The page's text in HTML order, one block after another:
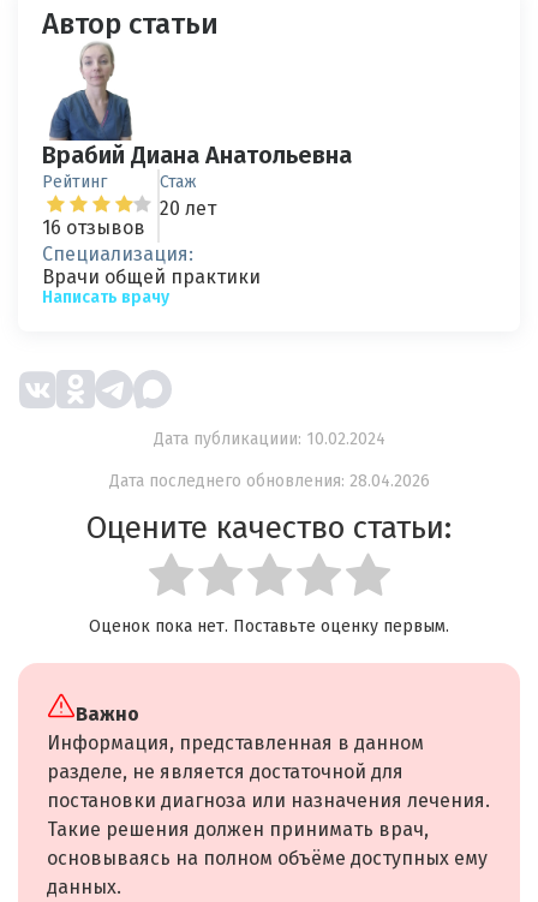
Автор статьи
Врабий Диана Анатольевна
Рейтинг
16 отзывов
Стаж
20 лет
Специализация:
Врачи общей практики
Написать врачу
Дата публикациии: 10.02.2024
Дата последнего обновления: 28.04.2026
Оцените качество статьи:
Оценок пока нет. Поставьте оценку первым.
Важно
Информация, представленная в данном
разделе, не является достаточной для
постановки диагноза или назначения лечения.
Такие решения должен принимать врач,
основываясь на полном объёме доступных ему
данных.